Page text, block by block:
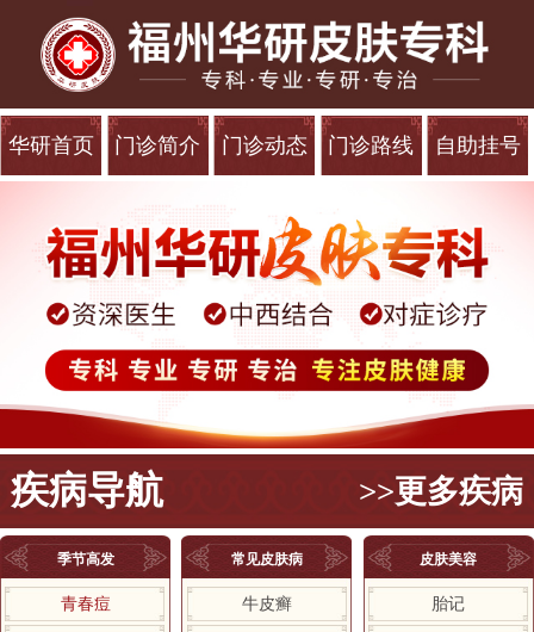
华研首页 门诊简介 门诊动态 门诊路线 自助挂号
疾病导航 >>更多疾病
季节高发
青春痘
常见皮肤病
牛皮癣
皮肤美容
胎记